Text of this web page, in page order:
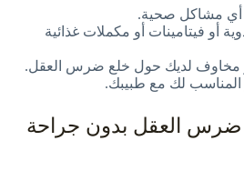
أي مشاكل صحية.
أو فيتامينات أو مكملات غذائية
مخاوف لديك حول خلع ضرس العقل.
المناسب لك مع طبيبك.
ضرس العقل بدون جراحة